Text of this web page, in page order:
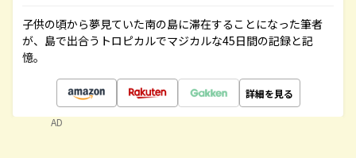
子供の頃から夢見ていた南の島に滞在することになった筆者
が、島で出合うトロピカルでマジカルな45日間の記録と記
憶。
詳細を見る
AD